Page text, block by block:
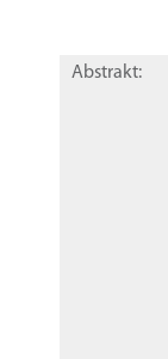
Abstrakt: